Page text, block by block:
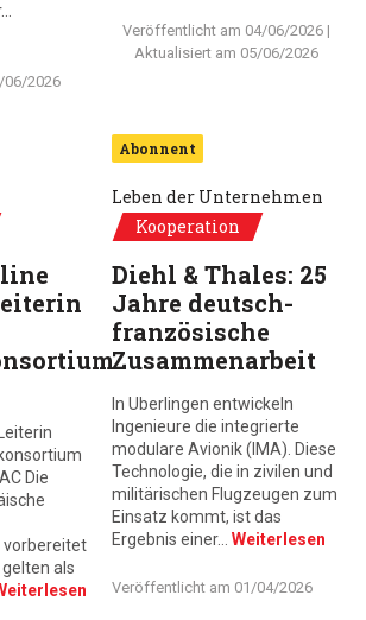
06/2026
Veröffentlicht am 04/06/2026|
Aktualisiert am 05/06/2026
Die
vorbereitet
als
Abonnent
Leben der Unternehmen
Kooperation
Diehl & Thales: 25
Jahre deutsch-
französische
Zusammenarbeit
In Uberlingen entwickeln
Ingenieure die integrierte
modulare Avionik (IMA). Diese
Technologie, die in zivilen und
militärischen Flugzeugen zum
Einsatz kommt, ist das
Ergebnis einer… Weiterlesen
Veröffentlicht am 01/04/2026